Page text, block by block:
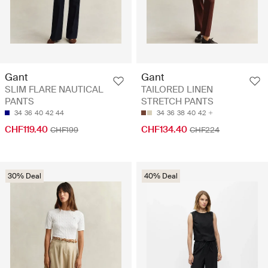
Gant
SLIM FLARE NAUTICAL
PANTS
34 36 40 42 44
CHF119.40 CHF199
Gant
TAILORED LINEN
STRETCH PANTS
34 36 38 40 42
CHF134.40 CHF224
30% Deal 40% Deal